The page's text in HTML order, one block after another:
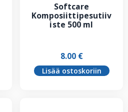
Softcare
Komposiittipesutiiv
iste 500 ml
8.00 €
Lisää ostoskoriin